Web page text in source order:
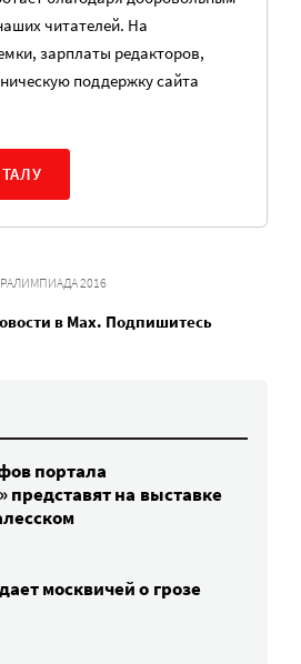
читателей. На
зарплаты редакторов,
поддержку сайта
2016
в Max. Подпишитесь
портала
на выставке
москвичей о грозе